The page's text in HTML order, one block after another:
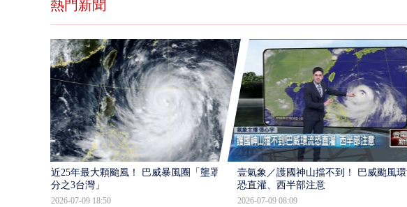
熱門新聞
近25年最大顆颱風！ 巴威暴風圈「壟罩4
分之3台灣」
2026-07-09 18:50
壹氣象／護國神山擋不到！ 巴威颱風環
恐直灌、西半部注意
2026-07-09 08:09